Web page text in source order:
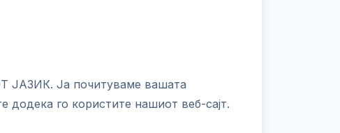
Ја почитуваме вашата
го користите нашиот веб-сајт.